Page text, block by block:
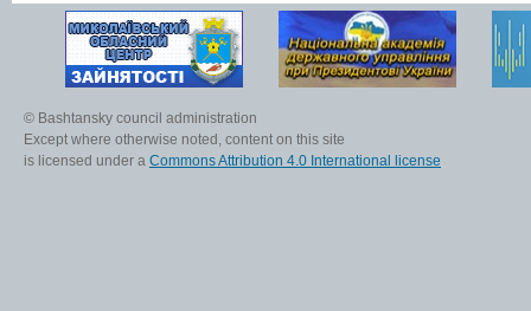
© Bashtansky council administration
Except where otherwise noted, content on this site
is licensed under a Commons Attribution 4.0 International license